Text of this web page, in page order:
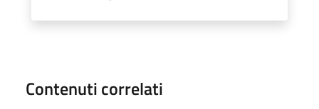
Contenuti correlati